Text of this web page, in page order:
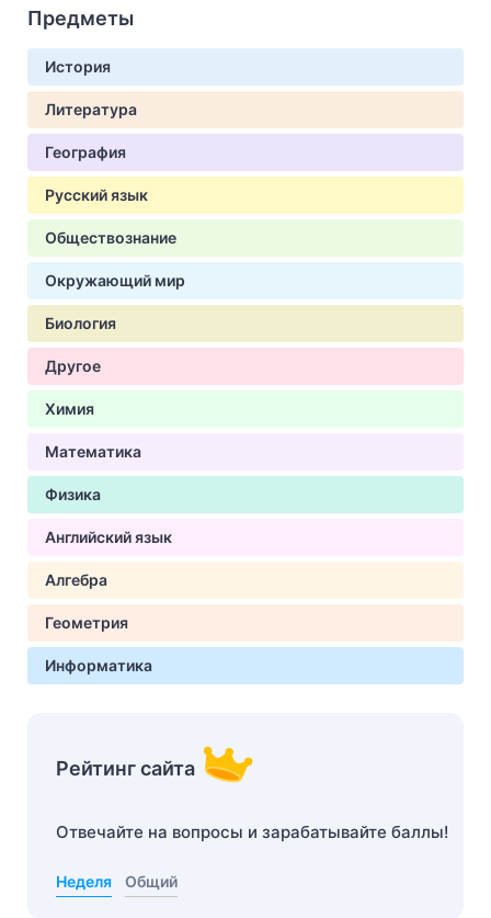
Предметы
История
Литература
География
Русский язык
Обществознание
Окружающий мир
Биология
Другое
Химия
Математика
Физика
Английский язык
Алгебра
Геометрия
Информатика
Рейтинг сайта
Отвечайте на вопросы и зарабатывайте баллы!
Неделя Общий